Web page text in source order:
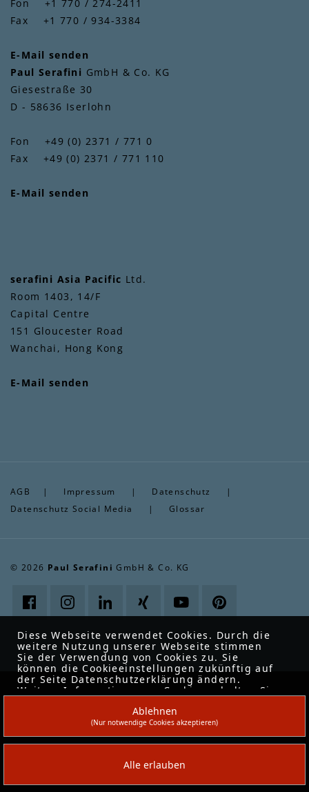
Fon +1 770 / 274-2411
Fax +1 770 / 934-3384
E-Mail senden
Paul Serafini GmbH & Co. KG
Giesestraße 30
D - 58636 Iserlohn
Fon +49 (0) 2371 / 771 0
Fax +49 (0) 2371 / 771 110
E-Mail senden
serafini Asia Pacific Ltd.
Room 1403, 14/F
Capital Centre
151 Gloucester Road
Wanchai, Hong Kong
E-Mail senden
AGB | Impressum | Datenschutz
|
Datenschutz Social Media
|Glossar
© 2026 Paul Serafini GmbH & Co. KG
Diese Webseite verwendet Cookies. Durch die
weitere Nutzung unserer Webseite stimmen
Sie der Verwendung von Cookies zu. Sie
können die Cookieeinstellungen zukünftig auf
der Seite Datenschutzerklärung ändern.
Weitere Informationen zu Cookies erhalten Sie
Datenschutzerklärung
Ablehnen
(Nur notwendige Cookies akzeptieren)
Alle erlauben